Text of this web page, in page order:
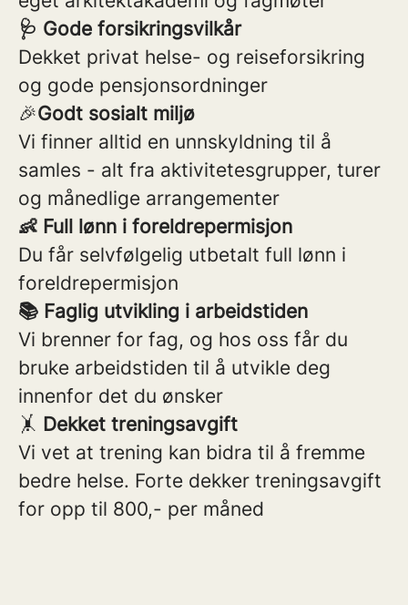
🩺 Gode forsikringsvilkår
Dekket privat helse- og reiseforsikring
og gode pensjonsordninger
🎉Godt sosialt miljø
Vi finner alltid en unnskyldning til å
samles - alt fra aktivitetesgrupper, turer
og månedlige arrangementer
👶 Full lønn i foreldrepermisjon
Du får selvfølgelig utbetalt full lønn i
foreldrepermisjon
📚 Faglig utvikling i arbeidstiden
Vi brenner for fag, og hos oss får du
bruke arbeidstiden til å utvikle deg
innenfor det du ønsker
🤸 Dekket treningsavgift
Vi vet at trening kan bidra til å fremme
bedre helse. Forte dekker treningsavgift
for opp til 800,- per måned